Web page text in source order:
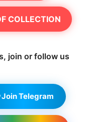
COLLECTION
join or follow us
Join Telegram